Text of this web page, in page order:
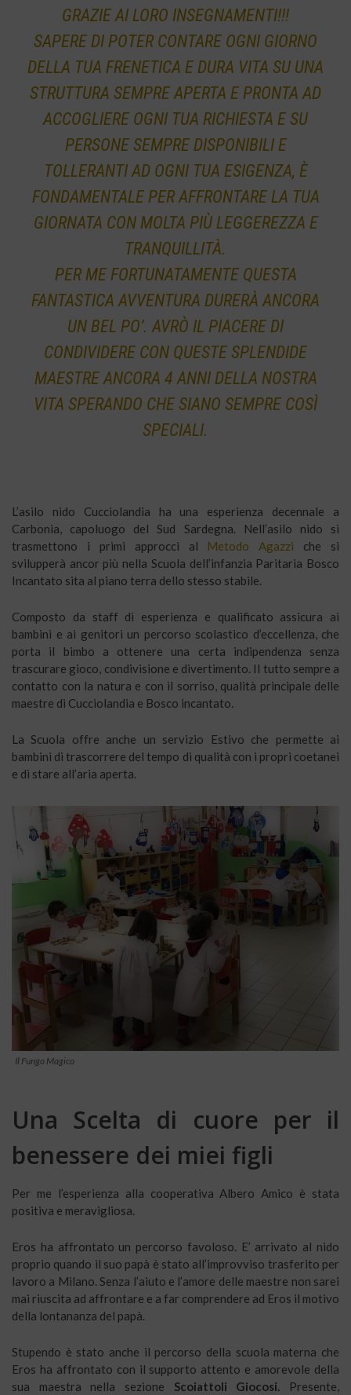
GRAZIE AI LORO INSEGNAMENTI!!!
SAPERE DI POTER CONTARE OGNI GIORNO
DELLA TUA FRENETICA E DURA VITA SU UNA
STRUTTURA SEMPRE APERTA E PRONTA AD
ACCOGLIERE OGNI TUA RICHIESTA E SU
PERSONE SEMPRE DISPONIBILI E
TOLLERANTI AD OGNI TUA ESIGENZA, È
FONDAMENTALE PER AFFRONTARE LA TUA
GIORNATA CON MOLTA PIÙ LEGGEREZZA E
TRANQUILLITÀ.
PER ME FORTUNATAMENTE QUESTA
FANTASTICA AVVENTURA DURERÀ ANCORA
UN BEL PO’. AVRÒ IL PIACERE DI
CONDIVIDERE CON QUESTE SPLENDIDE
MAESTRE ANCORA 4 ANNI DELLA NOSTRA
VITA SPERANDO CHE SIANO SEMPRE COSÌ
SPECIALI.
L’asilo nido Cucciolandia ha una esperienza decennale a
Carbonia, capoluogo del Sud Sardegna. Nell’asilo nido si
trasmettono i primi approcci al Metodo Agazzi che si
svilupperà ancor più nella Scuola dell’infanzia Paritaria Bosco
Incantato sita al piano terra dello stesso stabile.
Composto da staff di esperienza e qualificato assicura ai
bambini e ai genitori un percorso scolastico d’eccellenza, che
porta il bimbo a ottenere una certa indipendenza senza
trascurare gioco, condivisione e divertimento. Il tutto sempre a
contatto con la natura e con il sorriso, qualità principale delle
maestre di Cucciolandia e Bosco incantato.
La Scuola offre anche un servizio Estivo che permette ai
bambini di trascorrere del tempo di qualità con i propri coetanei
e di stare all’aria aperta.
Il Fungo Magico
Una Scelta di cuore per il
benessere dei miei figli
Per me l’esperienza alla cooperativa Albero Amico è stata
positiva e meravigliosa.
Eros ha affrontato un percorso favoloso. E’ arrivato al nido
proprio quando il suo papà è stato all’improvviso trasferito per
lavoro a Milano. Senza l’aiuto e l’amore delle maestre non sarei
mai riuscita ad affrontare e a far comprendere ad Eros il motivo
della lontananza del papà.
Stupendo è stato anche il percorso della scuola materna che
Eros ha affrontato con il supporto attento e amorevole della
sua maestra nella sezione Scoiattoli Giocosi. Presente,